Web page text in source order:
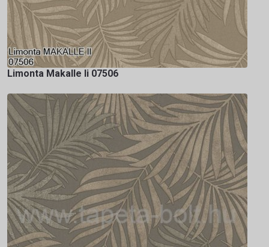
Limonta Makalle Ii 07506